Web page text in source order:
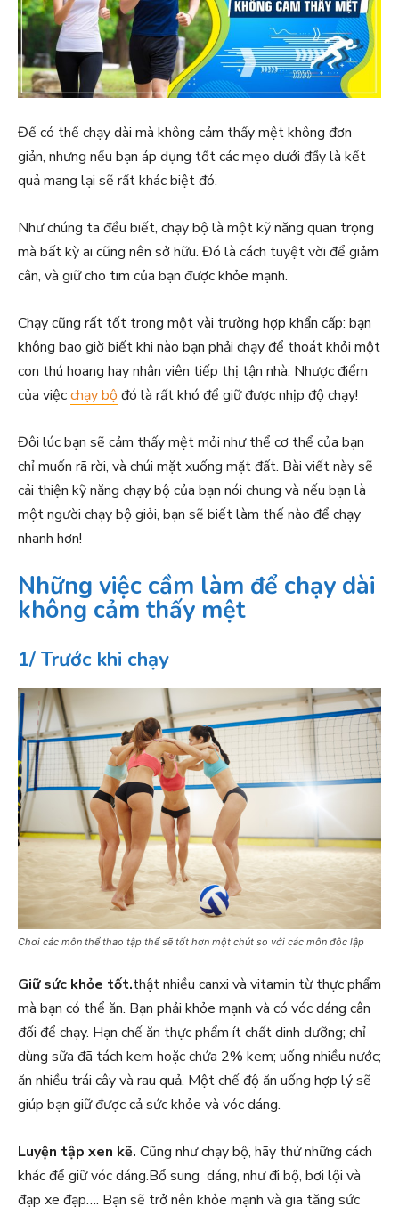
Để có thể chạy dài mà không cảm thấy mệt không đơn
giản, nhưng nếu bạn áp dụng tốt các mẹo dưới đầy là kết
quả mang lại sẽ rất khác biệt đó.
Như chúng ta đều biết, chạy bộ là một kỹ năng quan trọng
mà bất kỳ ai cũng nên sở hữu. Đó là cách tuyệt vời để giảm
cân, và giữ cho tim của bạn được khỏe mạnh.
Chạy cũng rất tốt trong một vài trường hợp khẩn cấp: bạn
không bao giờ biết khi nào bạn phải chạy để thoát khỏi một
con thú hoang hay nhân viên tiếp thị tận nhà. Nhược điểm
của việcchạy bộđó là rất khó để giữ được nhịp độ chạy!
Đôi lúc bạn sẽ cảm thấy mệt mỏi như thể cơ thể của bạn
chỉ muốn rã rời, và chúi mặt xuống mặt đất. Bài viết này sẽ
cải thiện kỹ năng chạy bộ của bạn nói chung và nếu bạn là
một người chạy bộ giỏi, bạn sẽ biết làm thế nào để chạy
nhanh hơn!
Những việc cầm làm để chạy dài
không cảm thấy mệt
1/ Trước khi chạy
Chơi các môn thể thao tập thể sẽ tốt hơn một chút so với các môn độc lập
Giữ sức khỏe tốt.thật nhiều canxi và vitamin từ thực phẩm
mà bạn có thể ăn. Bạn phải khỏe mạnh và có vóc dáng cân
đối để chạy. Hạn chế ăn thực phẩm ít chất dinh dưỡng; chỉ
dùng sữa đã tách kem hoặc chứa 2% kem; uống nhiều nước;
ăn nhiều trái cây và rau quả. Một chế độ ăn uống hợp lý sẽ
giúp bạn giữ được cả sức khỏe và vóc dáng.
Luyện tập xen kẽ. Cũng như chạy bộ, hãy thử những cách
khác để giữ vóc dáng.Bổ sung dáng, như đi bộ, bơi lội và
đạp xe đạp…. Bạn sẽ trở nên khỏe mạnh và gia tăng sức